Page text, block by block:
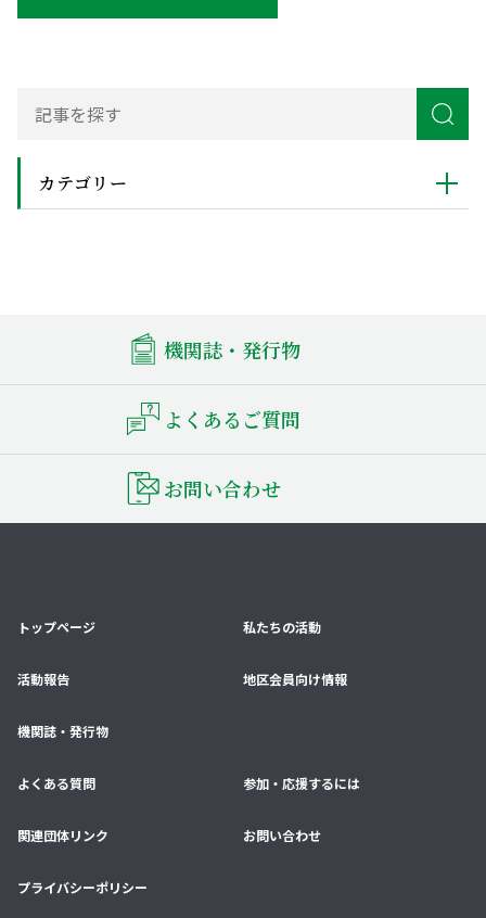
カテゴリー
機関誌・発行物
よくあるご質問
お問い合わせ
トップページ 私たちの活動
活動報告 地区会員向け情報
機関誌・発行物
よくある質問 参加・応援するには
関連団体リンク お問い合わせ
プライバシーポリシー